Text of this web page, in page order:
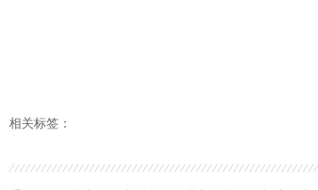
相关标签：